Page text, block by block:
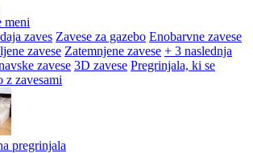
meni
zaves Zavese za gazebo Enobarvne zavese
zavese Zatemnjene zavese + 3 naslednja
zavese 3D zavese Pregrinjala, ki se
z zavesami
pregrinjala